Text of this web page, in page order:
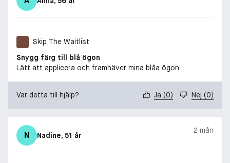
Skip The Waitlist
Snygg färg till blå ögon
Lätt att applicera och framhäver mina blåa ögon
Var detta till hjälp? Ja (0) Nej (0)
N Nadine, 51 år
2 mån